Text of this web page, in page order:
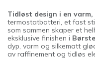
Tidløst design i en
termostatbatteri, et fast
som sammen skaper et
eksklusive finishen i
dyp, varm og silkematt
av raffinement og tidløs